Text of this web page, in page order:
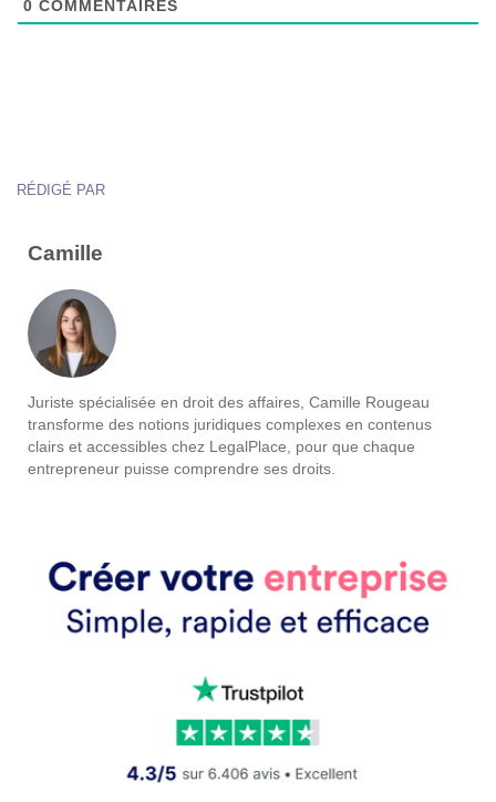
0 COMMENTAIRES
RÉDIGÉ PAR
Camille
Juriste spécialisée en droit des affaires, Camille Rougeau
transforme des notions juridiques complexes en contenus
clairs et accessibles chez LegalPlace, pour que chaque
entrepreneur puisse comprendre ses droits.